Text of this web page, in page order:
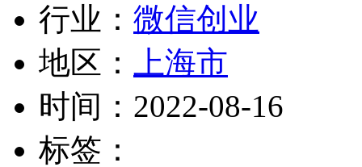
行业： 微信创业
地区：
上海市
时间： 2022-08-16
标签：